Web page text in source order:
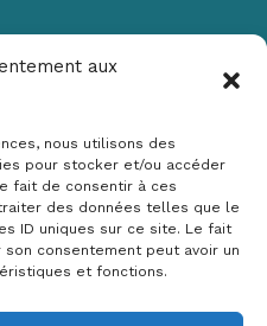
aux
nous utilisons des
pour stocker et/ou accéder
fait de consentir à ces
des données telles que le
ID uniques sur ce site. Le fait
consentement peut avoir un
et fonctions.